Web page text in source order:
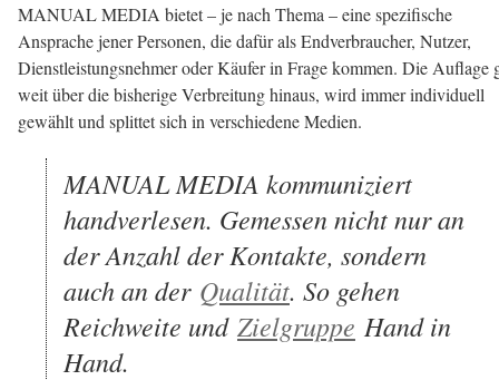
MANUAL MEDIA bietet – je nach Thema – eine spezifische
Ansprache jener Personen, die dafür als Endverbraucher, Nutzer,
Dienstleistungsnehmer oder Käufer in Frage kommen. Die Auflage
weit über die bisherige Verbreitung hinaus, wird immer individuell
gewählt und splittet sich in verschiedene Medien.
MANUAL MEDIA kommuniziert
handverlesen. Gemessen nicht nur an
der Anzahl der Kontakte, sondern
auch an der Qualität. So gehen
Reichweite und Zielgruppe Hand in
Hand.